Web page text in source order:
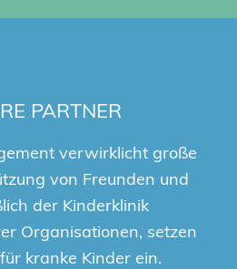
PARTNER
verwirklicht große
von Freunden und
der Kinderklinik
Organisationen, setzen
kranke Kinder ein.